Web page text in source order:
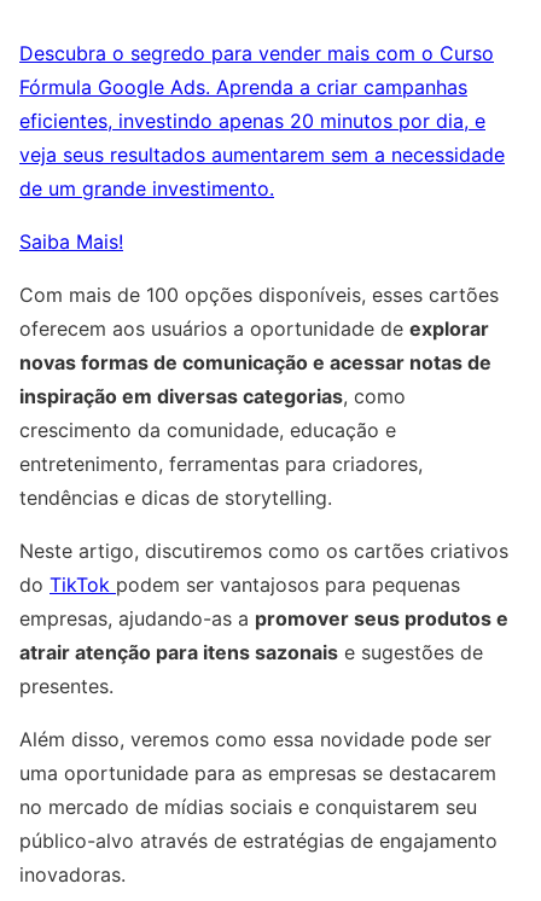
Descubra o segredo para vender mais com o Curso
Fórmula Google Ads. Aprenda a criar campanhas
eficientes, investindo apenas 20 minutos por dia, e
veja seus resultados aumentarem sem a necessidade
de um grande investimento.
Saiba Mais!
Com mais de 100 opções disponíveis, esses cartões
oferecem aos usuários a oportunidade de explorar
novas formas de comunicação e acessar notas de
inspiração em diversas categorias, como
crescimento da comunidade, educação e
entretenimento, ferramentas para criadores,
tendências e dicas de storytelling.
Neste artigo, discutiremos como os cartões criativos
do TikTok podem ser vantajosos para pequenas
empresas, ajudando-as a promover seus produtos e
atrair atenção para itens sazonais e sugestões de
presentes.
Além disso, veremos como essa novidade pode ser
uma oportunidade para as empresas se destacarem
no mercado de mídias sociais e conquistarem seu
público-alvo através de estratégias de engajamento
inovadoras.